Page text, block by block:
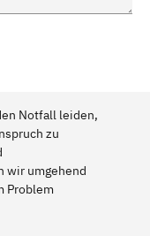
Notfall leiden,
zu
wir umgehend
Problem